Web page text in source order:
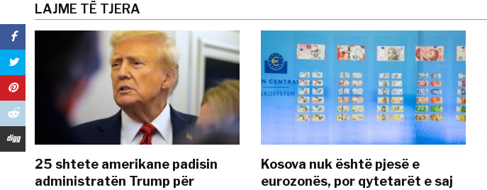
LAJME TË TJERA
25 shtete amerikane padisin
administratën Trump për
Kosova nuk është pjesë e
eurozonës, por qytetarët e saj